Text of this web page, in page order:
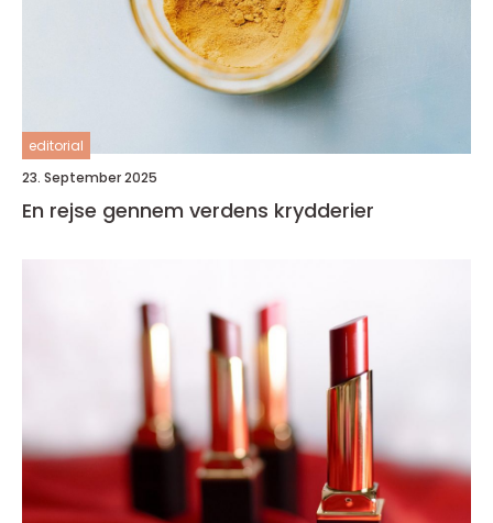
editorial
23. September 2025
En rejse gennem verdens krydderier